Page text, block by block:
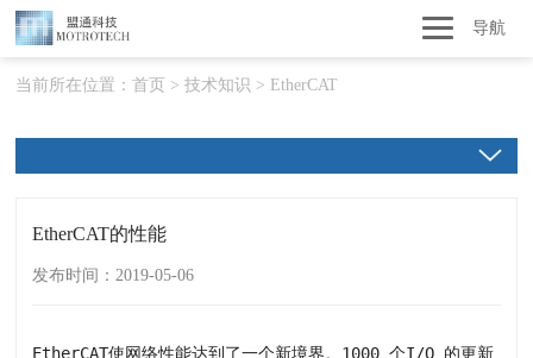
导航
当前所在位置：首页 >技术知识 > EtherCAT
EtherCAT的性能
发布时间：2019-05-06
EtherCAT使网络性能达到了一个新境界。1000 个I/O 的更新